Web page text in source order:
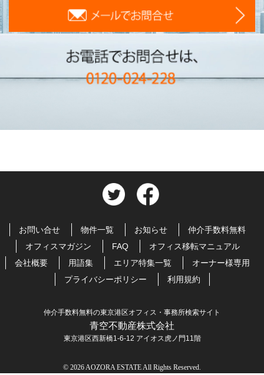
お問い合せ 物件一覧 お知らせ
仲介手数料無料
オフィスマガジン
FAQ
オフィス移転マニュアル
会社概要
用語集 エリア特集一覧
オーナー様専用
プライバシーポリシー
利用規約
仲介手数料無料の東京港区オフィス・事務所検索サイト
青空不動産株式会社
東京港区西新橋1-6-12 アイオス虎ノ門11階
© 2026 AOZORA ESTATE All Rights Reserved.